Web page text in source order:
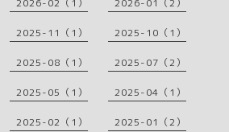
2025-11（1） 2025-10（1）
2025-08（1） 2025-07（2）
2025-05（1） 2025-04（1）
2025-02（1） 2025-01（2）